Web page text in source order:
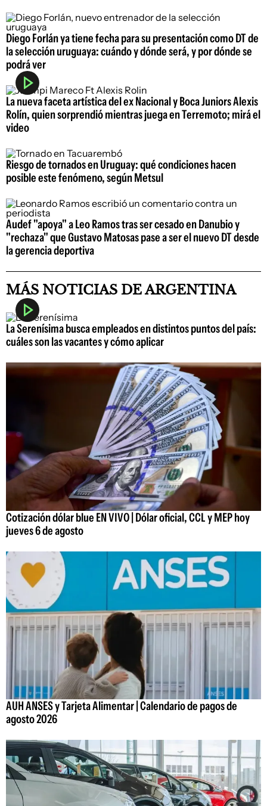
Diego Forlán ya tiene fecha para su presentación como DT de
la selección uruguaya: cuándo y dónde será, y por dónde se
podrá ver
La nueva faceta artística del ex Nacional y Boca Juniors Alexis
Rolín, quien sorprendió mientras juega en Terremoto; mirá el
video
Riesgo de tornados en Uruguay: qué condiciones hacen
posible este fenómeno, según Metsul
Audef "apoya" a Leo Ramos tras ser cesado en Danubio y
"rechaza" que Gustavo Matosas pase a ser el nuevo DT desde
la gerencia deportiva
MÁS NOTICIAS DE ARGENTINA
La Serenísima busca empleados en distintos puntos del país:
cuáles son las vacantes y cómo aplicar
Cotización dólar blue EN VIVO | Dólar oficial, CCL y MEP hoy
jueves 6 de agosto
AUH ANSES y Tarjeta Alimentar | Calendario de pagos de
agosto 2026